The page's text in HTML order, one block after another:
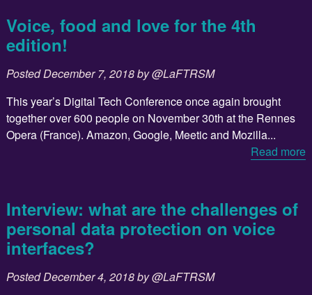
Voice, food and love for the 4th
edition!
PostedDecember 7, 2018by@LaFTRSM
This year’s Digital Tech Conference once again brought
together over 600 people on November 30th at the Rennes
Opera (France). Amazon, Google, Meetic and Mozilla...
Read more
Interview: what are the challenges of
personal data protection on voice
interfaces?
PostedDecember 4, 2018by@LaFTRSM